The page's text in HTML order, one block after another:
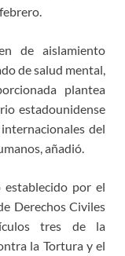
de aislamiento
de salud mental,
plantea
estadounidense
del
añadió.
por el
Derechos Civiles
tres de la
la Tortura y el